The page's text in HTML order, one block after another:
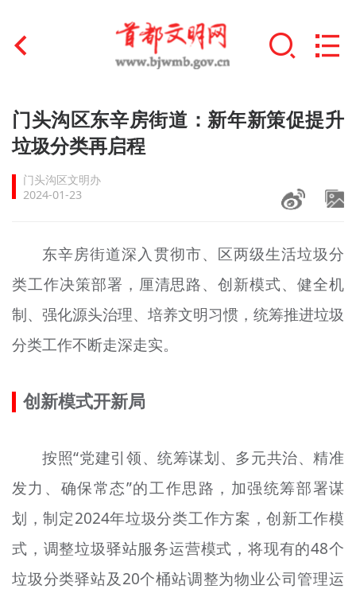
首页
文明创建
文明实践
未成年人思想道德建设
榜样人物
+
身边好人
北京宣传文化引导基金
宣传思想文化人才
专题
资料库
+
门头沟区东辛房街道：新年新策促提升
垃圾分类再启程
门头沟区文明办
2024-01-23
东辛房街道深入贯彻市、区两级生活垃圾分
类工作决策部署，厘清思路、创新模式、健全机
制、强化源头治理、培养文明习惯，统筹推进垃圾
分类工作不断走深走实。
创新模式开新局
按照“党建引领、统筹谋划、多元共治、精准
发力、确保常态”的工作思路，加强统筹部署谋
划，制定2024年垃圾分类工作方案，创新工作模
式，调整垃圾驿站服务运营模式，将现有的48个
垃圾分类驿站及20个桶站调整为物业公司管理运